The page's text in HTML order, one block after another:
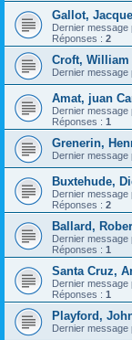
Gallot,
Dernier message
Réponses : 2
Croft, William
Dernier message
Amat, juan
Dernier message
Réponses : 1
Grenerin,
Dernier message
Buxtehude,
Dernier message
Réponses : 2
Ballard,
Dernier message
Réponses : 1
Santa Cruz,
Dernier message
Réponses : 1
Playford,
Dernier message